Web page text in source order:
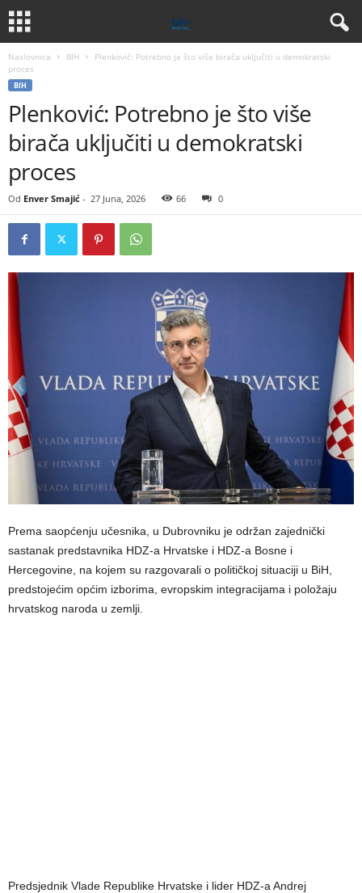
Naslovnica BIH
Plenković: Potrebno je što više birača uključiti u demokratski
proces
BIH
Plenković: Potrebno je što više
birača uključiti u demokratski
proces
Od Enver Smajić - 27 Juna, 2026 66 0
Prema saopćenju učesnika, u Dubrovniku je održan zajednički
sastanak predstavnika HDZ-a Hrvatske i HDZ-a Bosne i
Hercegovine, na kojem su razgovarali o političkoj situaciji u BiH,
predstojećim općim izborima, evropskim integracijama i položaju
hrvatskog naroda u zemlji.
Predsjednik Vlade Republike Hrvatske i lider HDZ-a Andrej